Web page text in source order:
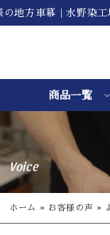
の地方車幕｜水野染工
商品一覧
Voice
ホーム » お客様の声 »